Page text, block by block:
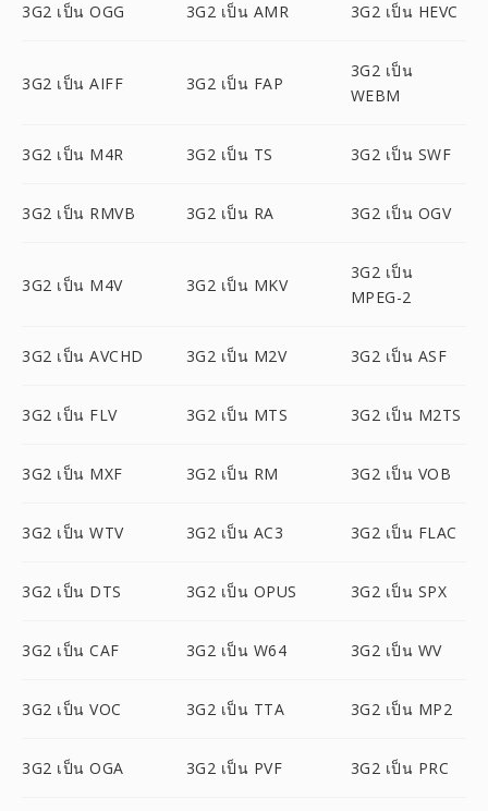
3G2 เป็น OGG 3G2 เป็น AMR 3G2 เป็น HEVC
3G2 เป็น AIFF 3G2 เป็น FAP
3G2 เป็น
WEBM
3G2 เป็น M4R 3G2 เป็น TS 3G2 เป็น SWF
3G2 เป็น RMVB 3G2 เป็น RA 3G2 เป็น OGV
3G2 เป็น M4V 3G2 เป็น MKV
3G2 เป็น
MPEG-2
3G2 เป็น AVCHD 3G2 เป็น M2V 3G2 เป็น ASF
3G2 เป็น FLV 3G2 เป็น MTS 3G2 เป็น M2TS
3G2 เป็น MXF 3G2 เป็น RM 3G2 เป็น VOB
3G2 เป็น WTV 3G2 เป็น AC3 3G2 เป็น FLAC
3G2 เป็น DTS 3G2 เป็น OPUS 3G2 เป็น SPX
3G2 เป็น CAF 3G2 เป็น W64 3G2 เป็น WV
3G2 เป็น VOC 3G2 เป็น TTA 3G2 เป็น MP2
3G2 เป็น OGA 3G2 เป็น PVF 3G2 เป็น PRC